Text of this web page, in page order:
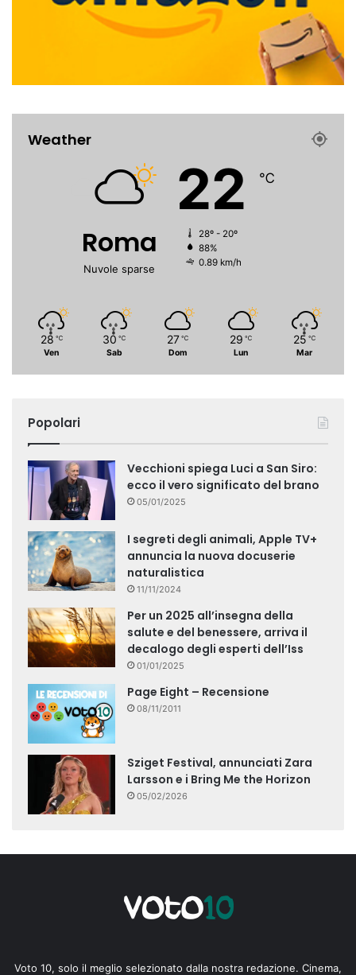
Weather
Roma
Nuvole sparse
22 ℃
28º - 20º
88%
0.89 km/h
28 ℃
Ven
30 ℃
Sab
27 ℃
Dom
29 ℃
Lun
25 ℃
Mar
Popolari
Vecchioni spiega Luci a San Siro:
ecco il vero significato del brano
05/01/2025
I segreti degli animali, Apple TV+
annuncia la nuova docuserie
naturalistica
11/11/2024
Per un 2025 all’insegna della
salute e del benessere, arriva il
decalogo degli esperti dell’Iss
01/01/2025
Page Eight – Recensione
08/11/2011
Sziget Festival, annunciati Zara
Larsson e i Bring Me the Horizon
05/02/2026
Voto 10, solo il meglio selezionato dalla nostra redazione. Cinema,